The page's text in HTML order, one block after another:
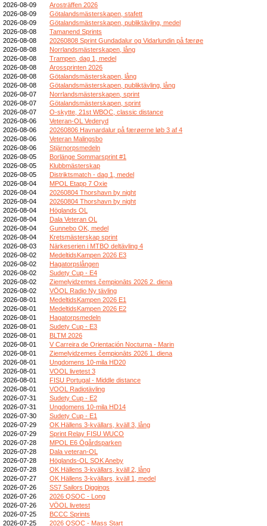
2026-08-09
Arosträffen 2026
2026-08-09
Götalandsmästerskapen, stafett
2026-08-09
Götalandsmästerskapen, publiktävling, medel
2026-08-08
Tamanend Sprints
2026-08-08
20260808 Sprint Gundadalur og Vidarlundin på færøe
2026-08-08
Norrlandsmästerskapen, lång
2026-08-08
Trampen, dag 1, medel
2026-08-08
Arossprinten 2026
2026-08-08
Götalandsmästerskapen, lång
2026-08-08
Götalandsmästerskapen, publiktävling, lång
2026-08-07
Norrlandsmästerskapen, sprint
2026-08-07
Götalandsmästerskapen, sprint
2026-08-07
O-skytte, 21st WBOC, classic distance
2026-08-06
Veteran-OL Vederyd
2026-08-06
20260806 Havnardalur på færøerne løb 3 af 4
2026-08-06
Veteran Malingsbo
2026-08-06
Stjärnorpsmedeln
2026-08-05
Borlänge Sommarsprint #1
2026-08-05
Klubbmästerskap
2026-08-05
Distriktsmatch - dag 1, medel
2026-08-04
MPOL Etapp 7 Oxie
2026-08-04
20260804 Thorshavn by night
2026-08-04
20260804 Thorshavn by night
2026-08-04
Höglands OL
2026-08-04
Dala Veteran OL
2026-08-04
Gunnebo OK, medel
2026-08-04
Kretsmästerskap sprint
2026-08-03
Närkeserien i MTBO deltävling 4
2026-08-02
MedeltidsKampen 2026 E3
2026-08-02
Hagatorpslången
2026-08-02
Sudety Cup - E4
2026-08-02
Ziemeļvidzemes čempionāts 2026 2. diena
2026-08-02
VÖOL Radio Ny tävling
2026-08-01
MedeltidsKampen 2026 E1
2026-08-01
MedeltidsKampen 2026 E2
2026-08-01
Hagatorpsmedeln
2026-08-01
Sudety Cup - E3
2026-08-01
BLTM 2026
2026-08-01
V Carreira de Orientación Nocturna - Marin
2026-08-01
Ziemeļvidzemes čempionāts 2026 1. diena
2026-08-01
Ungdomens 10-mila HD20
2026-08-01
VOOL livetest 3
2026-08-01
FISU Portugal - Middle distance
2026-08-01
VOOL Radiotävling
2026-07-31
Sudety Cup - E2
2026-07-31
Ungdomens 10-mila HD14
2026-07-30
Sudety Cup - E1
2026-07-29
OK Hällens 3-kvällars, kväll 3, lång
2026-07-29
Sprint Relay FISU WUCO
2026-07-28
MPOL E6 Ögårdsparken
2026-07-28
Dala veteran-OL
2026-07-28
Höglands-OL SOK Aneby
2026-07-28
OK Hällens 3-kvällars, kväll 2, lång
2026-07-27
OK Hällens 3-kvällars, kväll 1, medel
2026-07-26
SS7 Sailors Diggings
2026-07-26
2026 QSOC - Long
2026-07-26
VÖOL livetest
2026-07-25
BCCC Sprints
2026-07-25
2026 QSOC - Mass Start